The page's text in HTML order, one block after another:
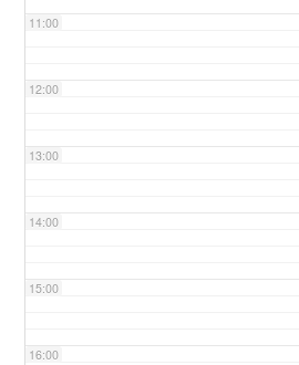
11:00
12:00
13:00
14:00
15:00
16:00